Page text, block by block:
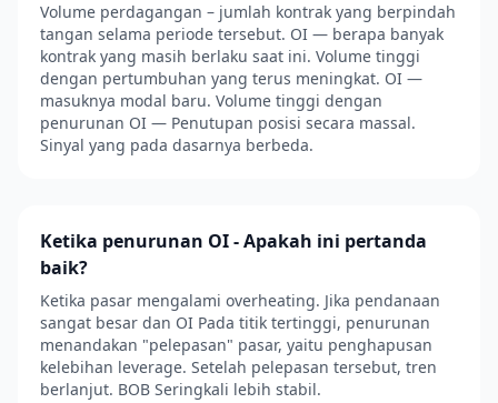
Volume perdagangan – jumlah kontrak yang berpindah
tangan selama periode tersebut. OI — berapa banyak
kontrak yang masih berlaku saat ini. Volume tinggi
dengan pertumbuhan yang terus meningkat. OI —
masuknya modal baru. Volume tinggi dengan
penurunan OI — Penutupan posisi secara massal.
Sinyal yang pada dasarnya berbeda.
Ketika penurunan OI - Apakah ini pertanda
baik?
Ketika pasar mengalami overheating. Jika pendanaan
sangat besar dan OI Pada titik tertinggi, penurunan
menandakan "pelepasan" pasar, yaitu penghapusan
kelebihan leverage. Setelah pelepasan tersebut, tren
berlanjut. BOB Seringkali lebih stabil.